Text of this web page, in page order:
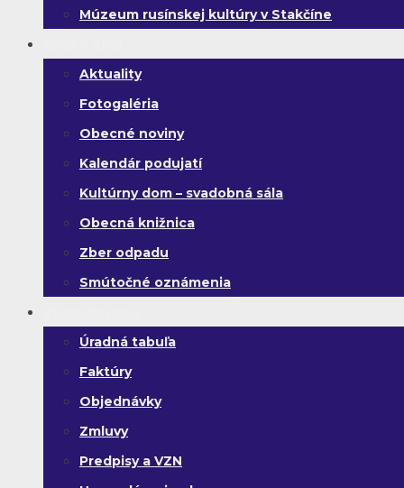
Múzeum rusínskej kultúry v Stakčíne
Aktuality
Fotogaléria
Obecné noviny
Kalendár podujatí
Kultúrny dom – svadobná sála
Obecná knižnica
Zber odpadu
Smútočné oznámenia
Úradná tabuľa
Faktúry
Objednávky
Zmluvy
Predpisy a VZN